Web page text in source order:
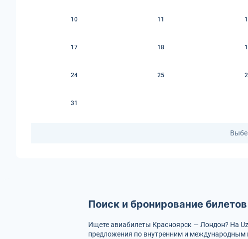
10 11
17 18
24 25
31
Поиск и бронирование
Ищете авиабилеты Красноярск — Лондон? На
предложения по внутренним и